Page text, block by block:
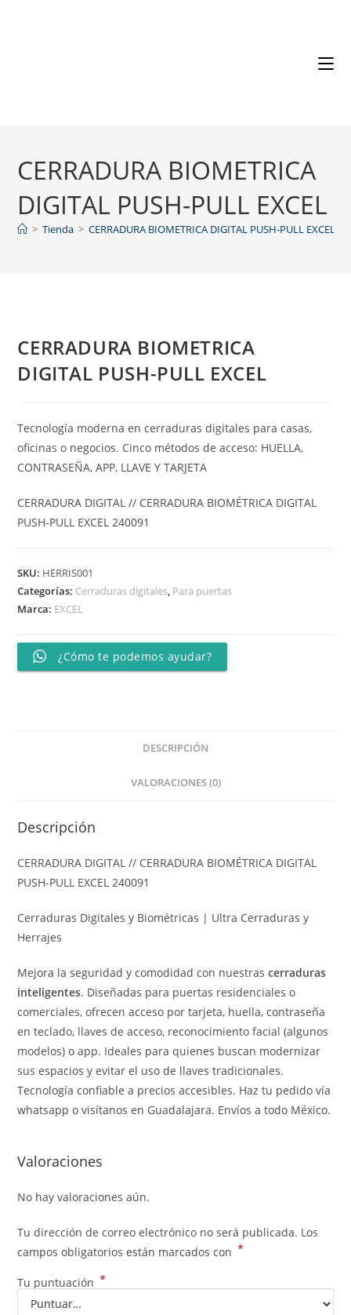
CERRADURA BIOMETRICA
DIGITAL PUSH-PULL EXCEL
> Tienda > CERRADURA BIOMETRICA DIGITAL PUSH-PULL EXCEL
CERRADURA BIOMETRICA
DIGITAL PUSH-PULL EXCEL
Tecnología moderna en cerraduras digitales para casas,
oficinas o negocios. Cinco métodos de acceso: HUELLA,
CONTRASEÑA, APP, LLAVE Y TARJETA
CERRADURA DIGITAL // CERRADURA BIOMÉTRICA DIGITAL
PUSH-PULL EXCEL 240091
SKU: HERRIS001
Categorías: Cerraduras digitales, Para puertas
Marca: EXCEL
¿Cómo te podemos ayudar?
DESCRIPCIÓN
VALORACIONES (0)
Descripción
CERRADURA DIGITAL // CERRADURA BIOMÉTRICA DIGITAL
PUSH-PULL EXCEL 240091
Cerraduras Digitales y Biométricas | Ultra Cerraduras y
Herrajes
Mejora la seguridad y comodidad con nuestrascerraduras
inteligentes. Diseñadas para puertas residenciales o
comerciales, ofrecen acceso por tarjeta, huella, contraseña
en teclado, llaves de acceso, reconocimiento facial (algunos
modelos) o app. Ideales para quienes buscan modernizar
sus espacios y evitar el uso de llaves tradicionales.
Tecnología confiable a precios accesibles. Haz tu pedido vía
whatsapp o visítanos en Guadalajara. Envíos a todo México.
Valoraciones
No hay valoraciones aún.
Tu dirección de correo electrónico no será publicada. Los
campos obligatorios están marcados con *
Tu puntuación *